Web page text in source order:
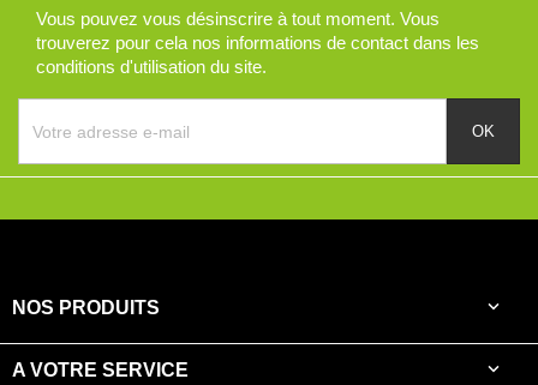
Vous pouvez vous désinscrire à tout moment. Vous
trouverez pour cela nos informations de contact dans les
conditions d'utilisation du site.
NOS PRODUITS 
A VOTRE SERVICE 